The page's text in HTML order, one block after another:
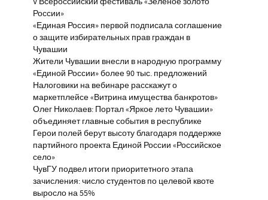
России»
«Единая Россия» первой подписала соглашение
о защите избирательных прав граждан в
Чувашии
Жители Чувашии внесли в народную программу
«Единой России» более 90 тыс. предложений
Налоговики на вебинаре расскажут о
маркетплейсе «Витрина имущества банкротов»
Олег Николаев: Портал «Яркое лето Чувашии»
объединяет главные события в республике
Герои полей берут высоту благодаря поддержке
партийного проекта Единой России «Российское
село»
ЧувГУ подвел итоги приоритетного этапа
зачисления: число студентов по целевой квоте
выросло на 55%